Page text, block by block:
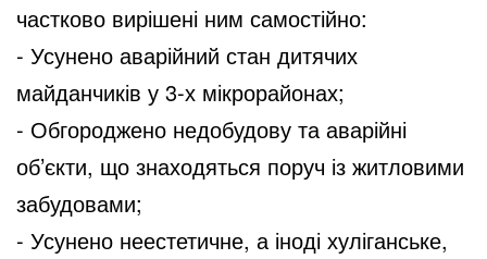
частково вирішені ним самостійно:
- Усунено аварійний стан дитячих
майданчиків у 3-х мікрорайонах;
- Обгороджено недобудову та аварійні
об’єкти, що знаходяться поруч із житловими
забудовами;
- Усунено неестетичне, а іноді хуліганське,